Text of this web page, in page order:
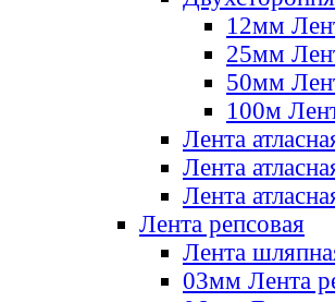
12мм
25мм
50мм
100м
Лента
Лента
Лента
Лента репсовая
Лента
03мм Лента